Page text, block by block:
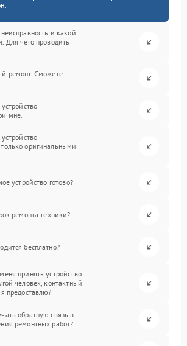
и какой
Для чего проводить
ремонт. Сможете
мне.
оригинальными
устройство готово?
ремонта техники?
бесплатно?
принять устройство
человек, контактный
предоставлю?
обратную связь в
ремонтных работ?